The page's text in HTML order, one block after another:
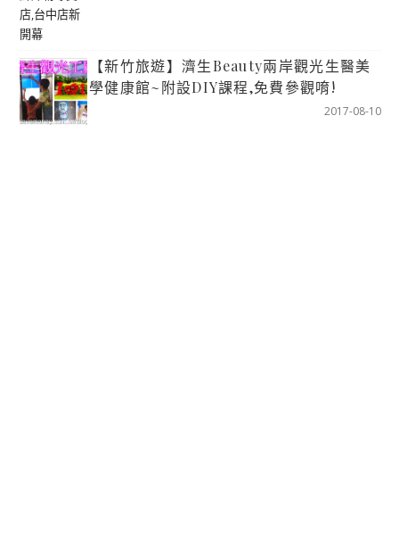
【新竹旅遊】濟生Beauty兩岸觀光生醫美
學健康館~附設DIY課程,免費參觀唷!
2017-08-10